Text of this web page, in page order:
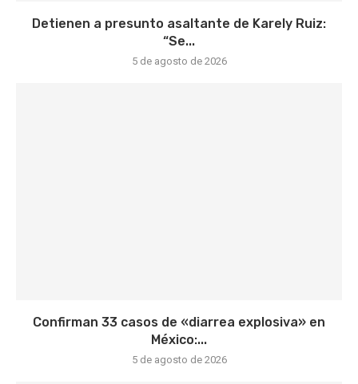
Detienen a presunto asaltante de Karely Ruiz:
“Se...
5 de agosto de 2026
Confirman 33 casos de «diarrea explosiva» en
México:...
5 de agosto de 2026